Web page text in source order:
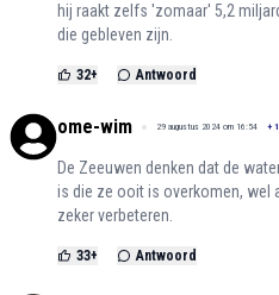
hij raakt zelfs 'zomaar' 5,2
die gebleven zijn.
32+ Antwoord
ome-wim 29 augustus 2024 om 16:54 +
De Zeeuwen denken dat de
is die ze ooit is overkomen, wel
zeker verbeteren.
33+ Antwoord